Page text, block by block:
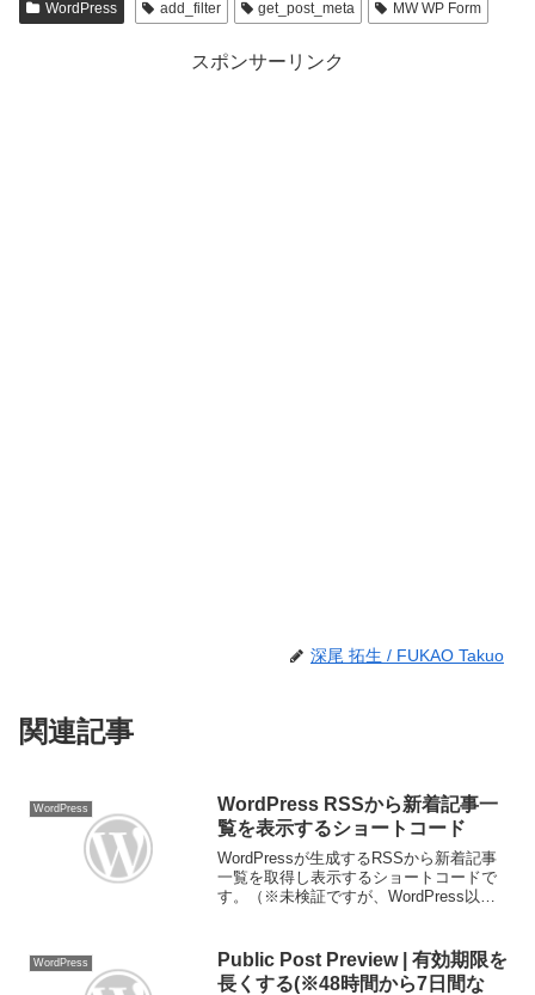
WordPress add_filter get_post_meta MW WP Form
スポンサーリンク
深尾 拓生 / FUKAO Takuo
関連記事
WordPress
WordPress RSSから新着記事一
覧を表示するショートコード
WordPressが生成するRSSから新着記事
一覧を取得し表示するショートコードで
す。（※未検証ですが、WordPress以外
用の関数※以下のショートコードは９時
間公...
WordPress
Public Post Preview | 有効期限を
長くする(※48時間から7日間な